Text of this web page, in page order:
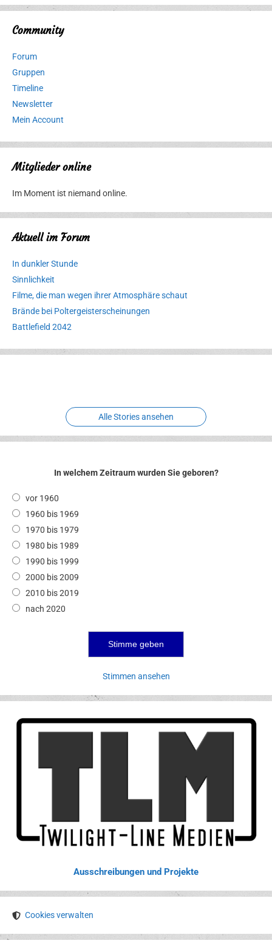
Community
Forum
Gruppen
Timeline
Newsletter
Mein Account
Mitglieder online
Im Moment ist niemand online.
Aktuell im Forum
In dunkler Stunde
Sinnlichkeit
Filme, die man wegen ihrer Atmosphäre schaut
Brände bei Poltergeisterscheinungen
Battlefield 2042
Erlebnispark
Verbotene
Alle Stories ansehen
In welchem Zeitraum wurden Sie geboren?
vor 1960
1960 bis 1969
1970 bis 1979
1980 bis 1989
1990 bis 1999
2000 bis 2009
2010 bis 2019
nach 2020
Stimmen ansehen
Ausschreibungen und Projekte
Cookies verwalten